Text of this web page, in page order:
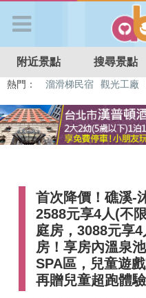
APP登入
首 頁
好康優惠
最新消息
最新留言
附近景點 搜尋景點
熱門： 特色遊戲場 親子住房
首次降價！礁溪-
2588元享4人(不
庭房，3088元享
房！享房內溫泉
SPA區，兒童遊
再贈兒童超跑體